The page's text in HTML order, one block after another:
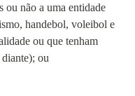
ou não a uma entidade
handebol, voleibol e
ou que tenham
ou